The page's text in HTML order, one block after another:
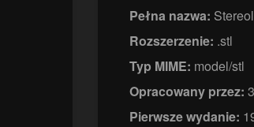
Pełna nazwa:
Rozszerzenie: .stl
Typ MIME: model/stl
Opracowany przez:
Pierwsze wydanie: